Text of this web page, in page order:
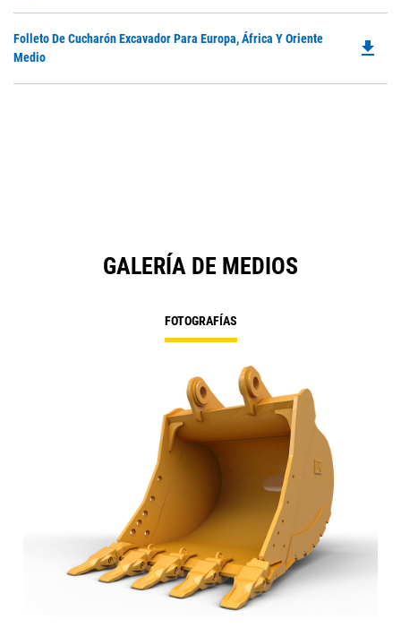
Folleto De Cucharón Excavador Para Europa, África Y Oriente
Medio
file_download
GALERÍA DE MEDIOS
FOTOGRAFÍAS